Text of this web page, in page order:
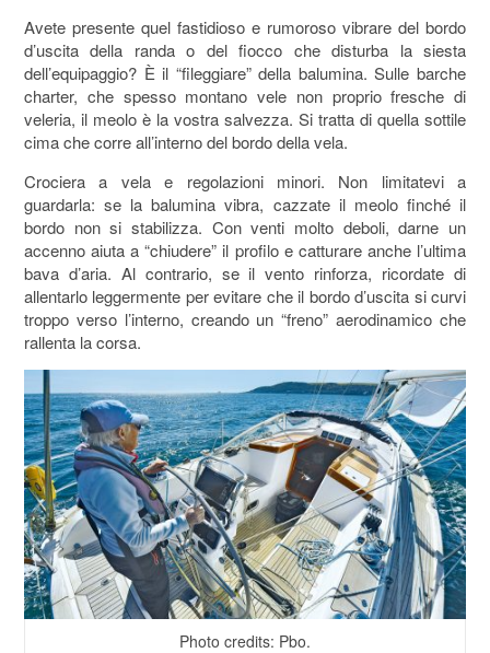
Avete presente quel fastidioso e rumoroso vibrare del bordo
d’uscita della randa o del fiocco che disturba la siesta
dell’equipaggio? È il “fileggiare” della balumina. Sulle barche
charter, che spesso montano vele non proprio fresche di
veleria, il meolo è la vostra salvezza. Si tratta di quella sottile
cima che corre all’interno del bordo della vela.
Crociera a vela e regolazioni minori. Non limitatevi a
guardarla: se la balumina vibra, cazzate il meolo finché il
bordo non si stabilizza. Con venti molto deboli, darne un
accenno aiuta a “chiudere” il profilo e catturare anche l’ultima
bava d’aria. Al contrario, se il vento rinforza, ricordate di
allentarlo leggermente per evitare che il bordo d’uscita si curvi
troppo verso l’interno, creando un “freno” aerodinamico che
rallenta la corsa.
Photo credits: Pbo.